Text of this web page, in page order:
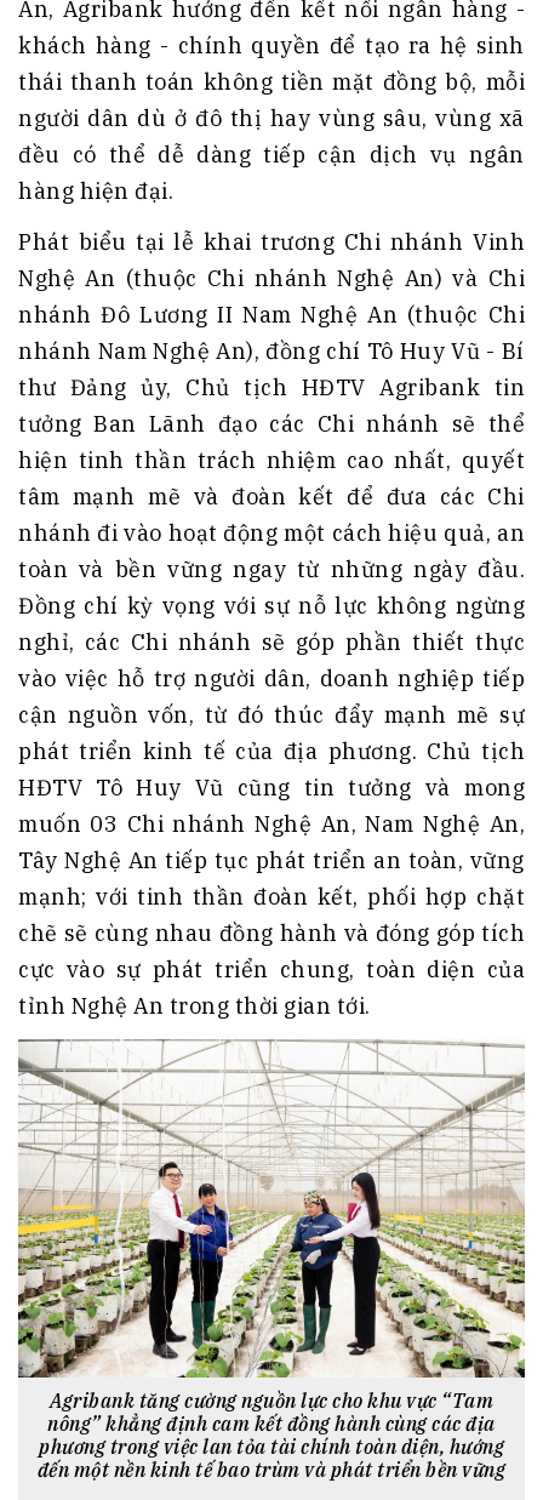
An, Agribank hướng đến kết nối ngân hàng -
khách hàng - chính quyền để tạo ra hệ sinh
thái thanh toán không tiền mặt đồng bộ, mỗi
người dân dù ở đô thị hay vùng sâu, vùng xã
đều có thể dễ dàng tiếp cận dịch vụ ngân
hàng hiện đại.
Phát biểu tại lễ khai trương Chi nhánh Vinh
Nghệ An (thuộc Chi nhánh Nghệ An) và Chi
nhánh Đô Lương II Nam Nghệ An (thuộc Chi
nhánh Nam Nghệ An), đồng chí Tô Huy Vũ - Bí
thư Đảng ủy, Chủ tịch HĐTV Agribank tin
tưởng Ban Lãnh đạo các Chi nhánh sẽ thể
hiện tinh thần trách nhiệm cao nhất, quyết
tâm mạnh mẽ và đoàn kết để đưa các Chi
nhánh đi vào hoạt động một cách hiệu quả, an
toàn và bền vững ngay từ những ngày đầu.
Đồng chí kỳ vọng với sự nỗ lực không ngừng
nghỉ, các Chi nhánh sẽ góp phần thiết thực
vào việc hỗ trợ người dân, doanh nghiệp tiếp
cận nguồn vốn, từ đó thúc đẩy mạnh mẽ sự
phát triển kinh tế của địa phương. Chủ tịch
HĐTV Tô Huy Vũ cũng tin tưởng và mong
muốn 03 Chi nhánh Nghệ An, Nam Nghệ An,
Tây Nghệ An tiếp tục phát triển an toàn, vững
mạnh; với tinh thần đoàn kết, phối hợp chặt
chẽ sẽ cùng nhau đồng hành và đóng góp tích
cực vào sự phát triển chung, toàn diện của
tỉnh Nghệ An trong thời gian tới.
Agribank tăng cường nguồn lực cho khu vực “Tam
nông” khẳng định cam kết đồng hành cùng các địa
phương trong việc lan tỏa tài chính toàn diện, hướng
đến một nền kinh tế bao trùm và phát triển bền vững